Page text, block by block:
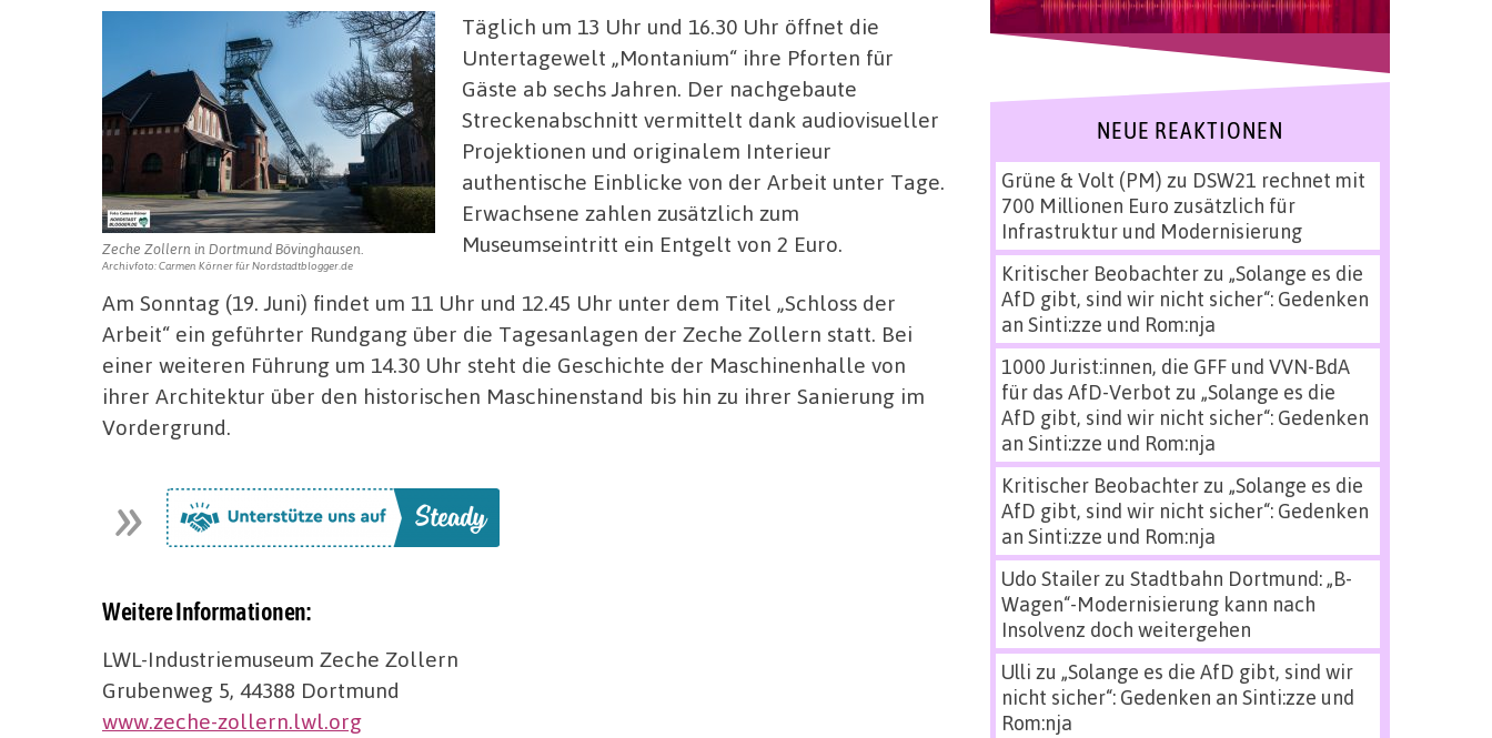
Zeche Zollern in Dortmund Bövinghausen.
Archivfoto: Carmen Körner für Nordstadtblogger.de
Täglich um 13 Uhr und 16.30 Uhr öffnet die
Untertagewelt „Montanium“ ihre Pforten für
Gäste ab sechs Jahren. Der nachgebaute
Streckenabschnitt vermittelt dank audiovisueller
Projektionen und originalem Interieur
authentische Einblicke von der Arbeit unter Tage.
Erwachsene zahlen zusätzlich zum
Museumseintritt ein Entgelt von 2 Euro.
Am Sonntag (19. Juni) findet um 11 Uhr und 12.45 Uhr unter dem Titel „Schloss der
Arbeit“ ein geführter Rundgang über die Tagesanlagen der Zeche Zollern statt. Bei
einer weiteren Führung um 14.30 Uhr steht die Geschichte der Maschinenhalle von
ihrer Architektur über den historischen Maschinenstand bis hin zu ihrer Sanierung im
Vordergrund.
Weitere Informationen:
LWL-Industriemuseum Zeche Zollern
Grubenweg 5, 44388 Dortmund
www.zeche-zollern.lwl.org
NEUE REAKTIONEN
Grüne & Volt (PM) zu DSW21 rechnet mit
700 Millionen Euro zusätzlich für
Infrastruktur und Modernisierung
Kritischer Beobachterzu „Solange es die
AfD gibt, sind wir nicht sicher“: Gedenken
an Sinti:zze und Rom:nja
1000 Jurist:innen, die GFF und VVN-BdA
für das AfD-Verbot zu „Solange es die
AfD gibt, sind wir nicht sicher“: Gedenken
an Sinti:zze und Rom:nja
Kritischer Beobachterzu „Solange es die
AfD gibt, sind wir nicht sicher“: Gedenken
an Sinti:zze und Rom:nja
Udo Stailerzu Stadtbahn Dortmund: „B-
Wagen“-Modernisierung kann nach
Insolvenz doch weitergehen
Ulli zu „Solange es die AfD gibt, sind wir
nicht sicher“: Gedenken an Sinti:zze und
Rom:nja